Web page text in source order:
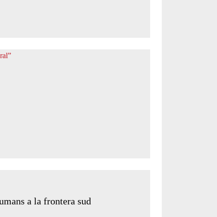
a la frontera sud